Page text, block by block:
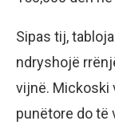
Sipas tij,
ndryshojë
vijnë. Mickoski
punëtore do të